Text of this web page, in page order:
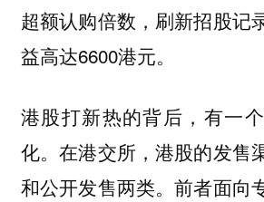
超额认购倍数，刷新招股记
益高达6600港元。
港股打新热的背后，有一
化。在港交所，港股的发售
和公开发售两类。前者面向